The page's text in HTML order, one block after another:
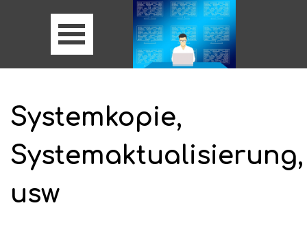
Systemkopie,
Systemaktualisierung,
usw